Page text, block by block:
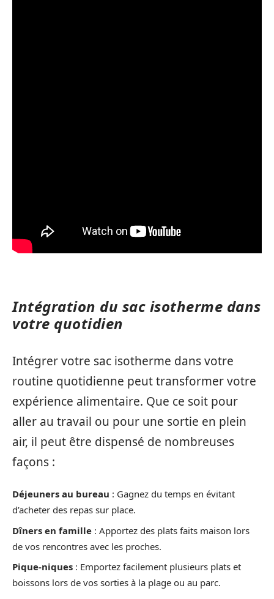
Intégration du sac isotherme dans
votre quotidien
Intégrer votre sac isotherme dans votre
routine quotidienne peut transformer votre
expérience alimentaire. Que ce soit pour
aller au travail ou pour une sortie en plein
air, il peut être dispensé de nombreuses
façons :
Déjeuners au bureau : Gagnez du temps en évitant
d’acheter des repas sur place.
Dîners en famille : Apportez des plats faits maison lors
de vos rencontres avec les proches.
Pique-niques : Emportez facilement plusieurs plats et
boissons lors de vos sorties à la plage ou au parc.